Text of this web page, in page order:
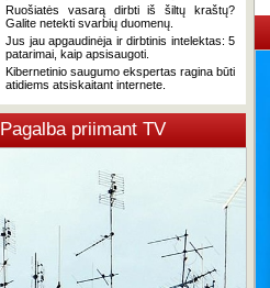
Ruošiatės vasarą dirbti iš šiltų kraštų?
Galite netekti svarbių duomenų.
Jus jau apgaudinėja ir dirbtinis intelektas: 5
patarimai, kaip apsisaugoti.
Kibernetinio saugumo ekspertas ragina būti
atidiems atsiskaitant internete.
Pagalba priimant TV